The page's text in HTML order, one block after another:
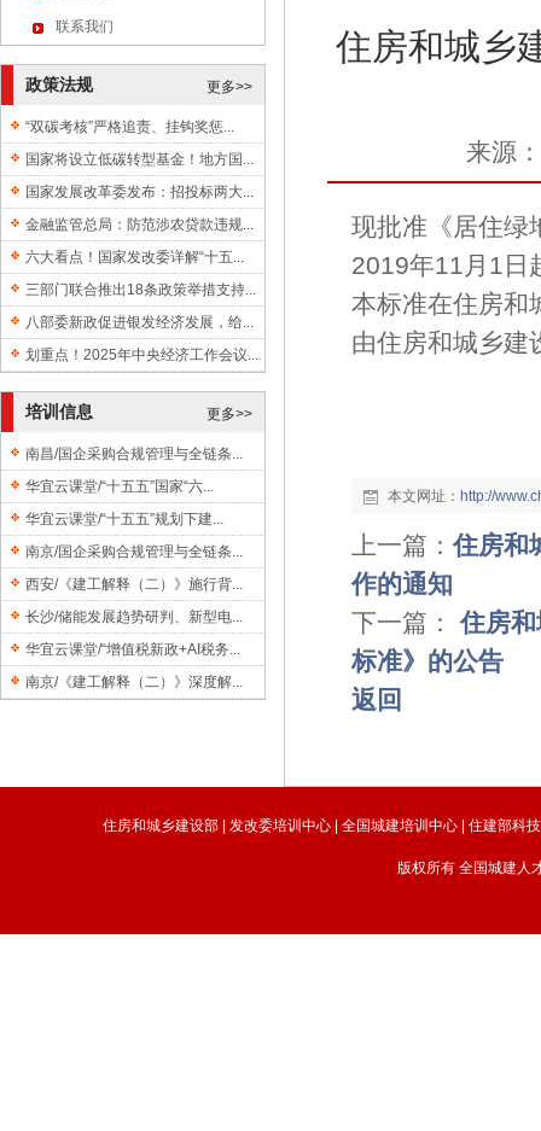
联系我们
更多>>
政策法规
“双碳考核”严格追责、挂钩奖惩...
国家将设立低碳转型基金！地方国...
国家发展改革委发布：招投标两大...
金融监管总局：防范涉农贷款违规...
六大看点！国家发改委详解“十五...
三部门联合推出18条政策举措支持...
八部委新政促进银发经济发展，给...
划重点！2025年中央经济工作会议...
更多>>
培训信息
南昌/国企采购合规管理与全链条...
华宜云课堂/“十五五”国家“六...
华宜云课堂/“十五五”规划下建...
南京/国企采购合规管理与全链条...
西安/《建工解释（二）》施行背...
长沙/储能发展趋势研判、新型电...
华宜云课堂/“增值税新政+AI税务...
南京/《建工解释（二）》深度解...
住房和城乡
来源：
现批准《居住绿
2019年11月1日
本标准在住房和
由住房和城乡建
本文网址： http://
上一篇：住房和
作的通知
下一篇： 住房
标准》的公告
返回
住房和城乡建设部 |发改委培训中心 |全国城建培训中心 |住建部科
版权所有 全国城建人